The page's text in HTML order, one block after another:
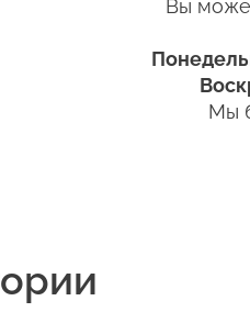
Вы
Мы
цветы перед
цветы в вазу,
воде появятся
Изменить